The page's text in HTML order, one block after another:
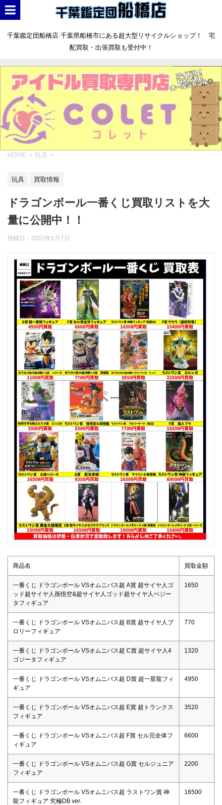
千葉鑑定団船橋店 千葉県船橋市にある超大型リサイクルショップ！ 宅
配買取・出張買取も受付中！
HOME > 玩具 >
玩具 買取情報
ドラゴンボール一番くじ買取リストを大
量に公開中！！
投稿日： 2022年1月7日
商品名 買取金額
一番くじ ドラゴンボール VSオムニバス超 A賞 超サイヤ人ゴ
ッド超サイヤ人孫悟空&超サイヤ人ゴッド超サイヤ人ベジー
タフィギュア
1650
一番くじ ドラゴンボール VSオムニバス超 B賞 超サイヤ人ブ
ロリーフィギュア
770
一番くじ ドラゴンボール VSオムニバス超 C賞 超サイヤ人4
ゴジータフィギュア
1320
一番くじ ドラゴンボール VSオムニバス超 D賞 超一星龍フィ
ギュア
4950
一番くじ ドラゴンボール VSオムニバス超 E賞 超トランクス
フィギュア
3520
一番くじ ドラゴンボール VSオムニバス超 F賞 セル完全体フ
ィギュア
6600
一番くじ ドラゴンボール VSオムニバス超 G賞 セルジュニア
フィギュア
2200
一番くじ ドラゴンボール VSオムニバス超 ラストワン賞 神
龍フィギュア 究極DB ver.
16500